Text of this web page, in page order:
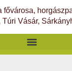
fővárosa,
Túri Vásár,